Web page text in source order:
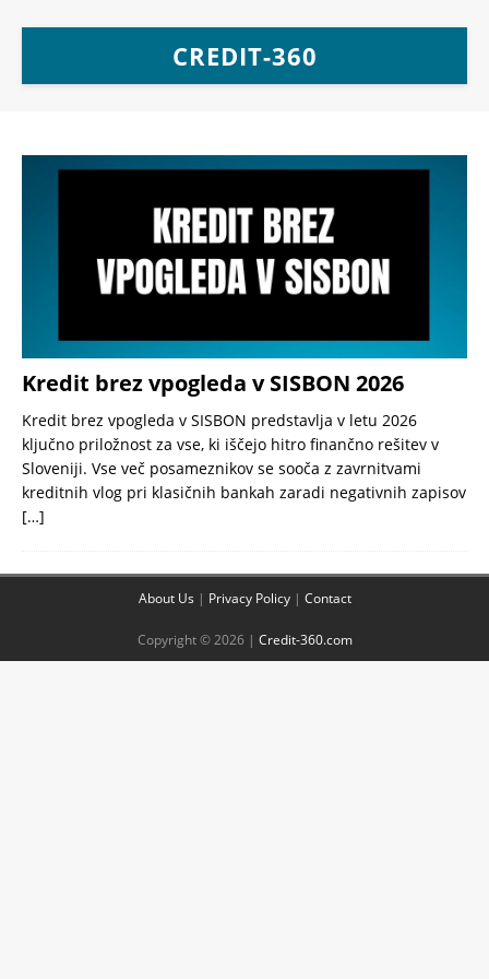
CREDIT-360
Kredit brez vpogleda v SISBON 2026
Kredit brez vpogleda v SISBON predstavlja v letu 2026
ključno priložnost za vse, ki iščejo hitro finančno rešitev v
Sloveniji. Vse več posameznikov se sooča z zavrnitvami
kreditnih vlog pri klasičnih bankah zaradi negativnih zapisov
[…]
About Us | Privacy Policy| Contact
Copyright © 2026 | Credit-360.com